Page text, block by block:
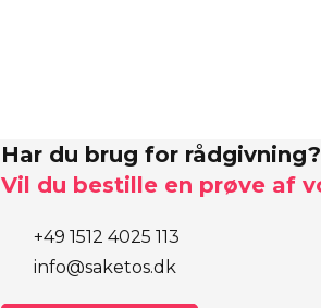
Har du brug for rådgivning?
Vil du bestille en prøve af
+49 1512 4025 113
info@saketos.dk